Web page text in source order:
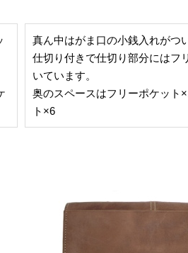
真ん中はがま口の小銭入れがつ
仕切り付きで仕切り部分にはフ
いています。
奥のスペースはフリーポケット
ト×6